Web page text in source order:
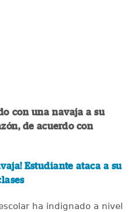
con una navaja a su
de acuerdo con
Estudiante ataca a su
ha indignado a nivel